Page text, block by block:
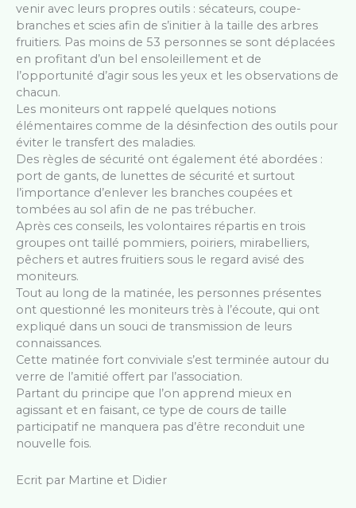
venir avec leurs propres outils : sécateurs, coupe-
branches et scies afin de s’initier à la taille des arbres
fruitiers. Pas moins de 53 personnes se sont déplacées
en profitant d’un bel ensoleillement et de
l’opportunité d’agir sous les yeux et les observations de
chacun.
Les moniteurs ont rappelé quelques notions
élémentaires comme de la désinfection des outils pour
éviter le transfert des maladies.
Des règles de sécurité ont également été abordées :
port de gants, de lunettes de sécurité et surtout
l’importance d’enlever les branches coupées et
tombées au sol afin de ne pas trébucher.
Après ces conseils, les volontaires répartis en trois
groupes ont taillé pommiers, poiriers, mirabelliers,
pêchers et autres fruitiers sous le regard avisé des
moniteurs.
Tout au long de la matinée, les personnes présentes
ont questionné les moniteurs très à l’écoute, qui ont
expliqué dans un souci de transmission de leurs
connaissances.
Cette matinée fort conviviale s’est terminée autour du
verre de l’amitié offert par l’association.
Partant du principe que l’on apprend mieux en
agissant et en faisant, ce type de cours de taille
participatif ne manquera pas d’être reconduit une
nouvelle fois.
Ecrit par Martine et Didier